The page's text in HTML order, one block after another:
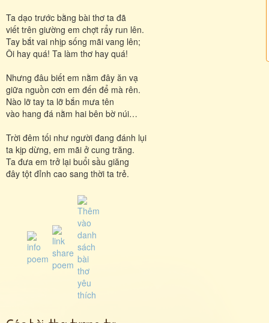
Ta dạo trước bằng bài thơ ta đã
viết trên giường em chợt rẩy run lên.
Tay bắt vai nhịp sống mãi vang lên;
Ôi hay quá! Ta làm thơ hay quá!
Nhưng đâu biết em nằm đây ăn vạ
giữa nguồn cơn em đến để mà rên.
Nào lỡ tay ta lỡ bắn mưa tên
vào hang đá nằm hai bên bờ núi…
Trời đêm tối như người đang đánh lụi
ta kịp dừng, em mãi ở cung trăng.
Ta đưa em trở lại buổi sầu giăng
đây tột đỉnh cao sang thời ta trẻ.